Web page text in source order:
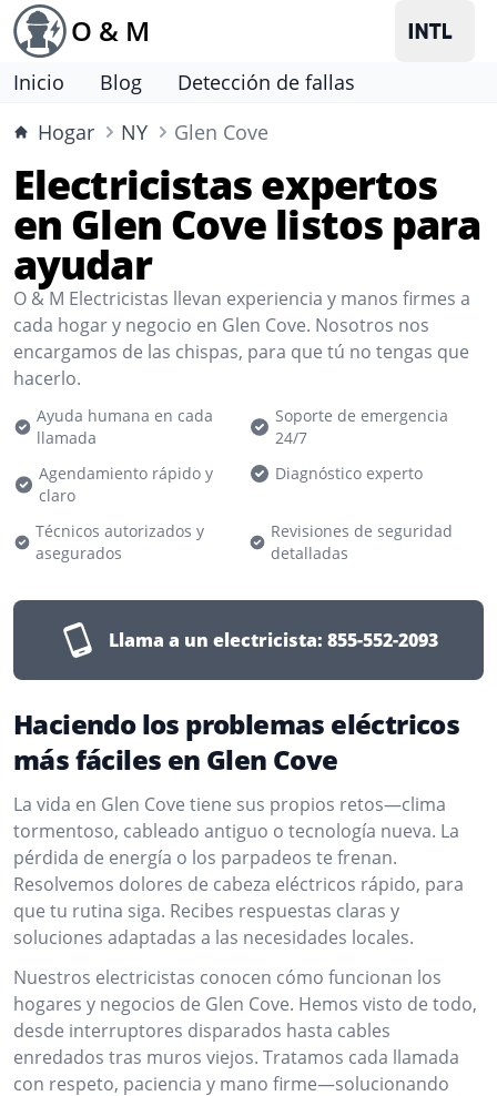
O & M
Inicio Blog
Detección de fallas
Hogar
NY Glen Cove
Electricistas expertos
en Glen Cove listos para
ayudar
O & M Electricistas llevan experiencia y manos firmes a
cada hogar y negocio en Glen Cove. Nosotros nos
encargamos de las chispas, para que tú no tengas que
hacerlo.
Ayuda humana en cada
llamada
Soporte de emergencia
24/7
Agendamiento rápido y
claro
Diagnóstico experto
Técnicos autorizados y
asegurados
Revisiones de seguridad
detalladas
Llama a un electricista: 855-552-2093
Haciendo los problemas eléctricos
más fáciles en Glen Cove
La vida en Glen Cove tiene sus propios retos—clima
tormentoso, cableado antiguo o tecnología nueva. La
pérdida de energía o los parpadeos te frenan.
Resolvemos dolores de cabeza eléctricos rápido, para
que tu rutina siga. Recibes respuestas claras y
soluciones adaptadas a las necesidades locales.
Nuestros electricistas conocen cómo funcionan los
hogares y negocios de Glen Cove. Hemos visto de todo,
desde interruptores disparados hasta cables
enredados tras muros viejos. Tratamos cada llamada
con respeto, paciencia y mano firme—solucionando